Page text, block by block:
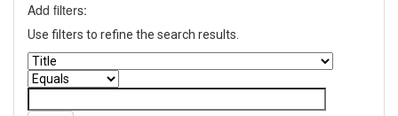
Add filters:
Use filters to refine the search results.